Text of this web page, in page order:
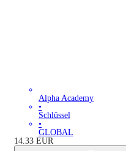
Alpha Academy
•
Schlüssel
•
GLOBAL
14.33 EUR